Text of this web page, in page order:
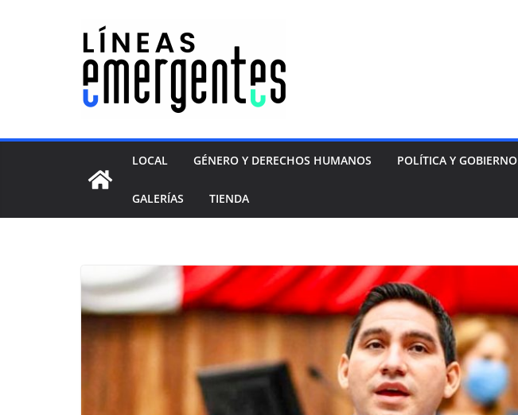
LOCAL GÉNERO Y DERECHOS HUMANOS POLÍTICA Y GOBIERNO
GALERÍAS TIENDA